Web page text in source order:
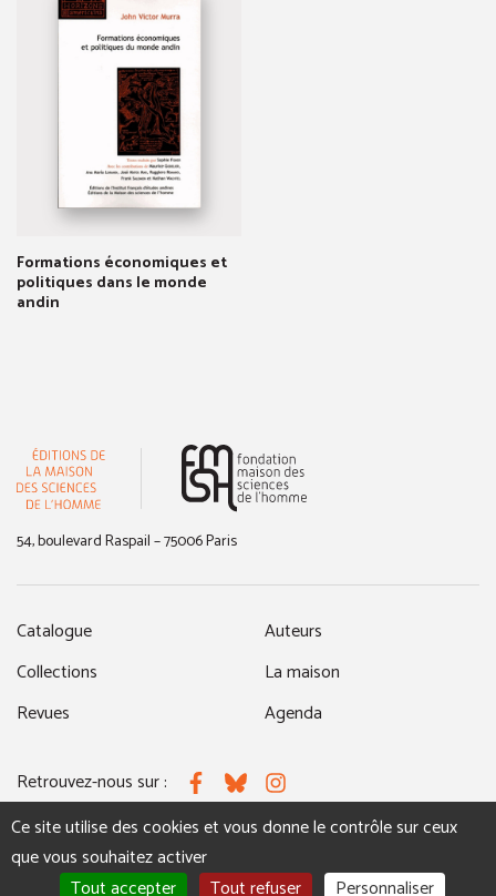
Formations économiques et
politiques dans le monde
andin
54, boulevard Raspail – 75006 Paris
Catalogue
Collections
Revues
Auteurs
La maison
Agenda
Retrouvez-nous sur : FacebookBlueskyInstagram
MENTIONS LÉGALES NOUS CONTACTER
Ce site utilise des cookies et vous donne le contrôle sur ceux
que vous souhaitez activer
Tout accepter
Tout refuser Personnaliser